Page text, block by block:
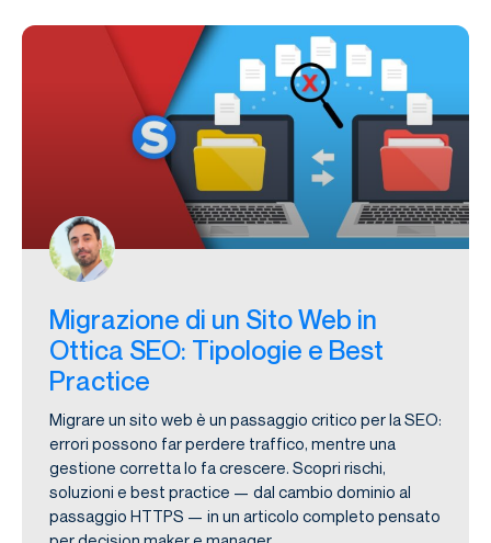
Migrazione di un Sito Web in
Ottica SEO: Tipologie e Best
Practice
Migrare un sito web è un passaggio critico per la SEO:
errori possono far perdere traffico, mentre una
gestione corretta lo fa crescere. Scopri rischi,
soluzioni e best practice — dal cambio dominio al
passaggio HTTPS — in un articolo completo pensato